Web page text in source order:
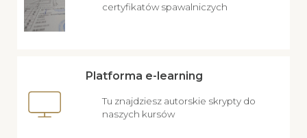
certyfikatów spawalniczych
Platforma e-learning
Tu znajdziesz autorskie skrypty do
naszych kursów